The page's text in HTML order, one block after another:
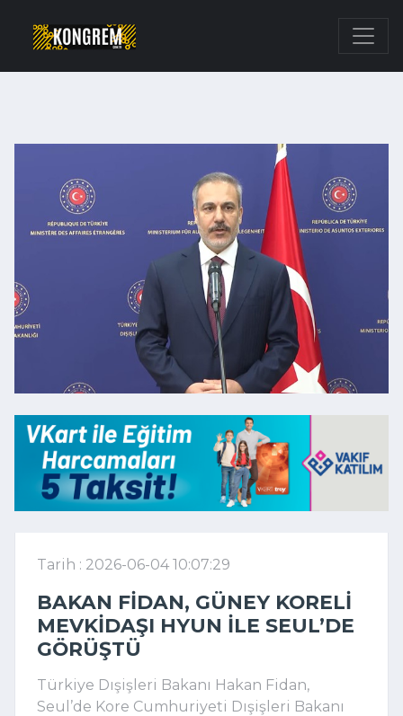
Tarih : 2026-06-04 10:07:29
BAKAN FIDAN, GÜNEY KORELI
MEVKIDAŞI HYUN ILE SEUL’DE
GÖRÜŞTÜ
Türkiye Dışişleri Bakanı Hakan Fidan,
Seul’de Kore Cumhuriyeti Dışişleri Bakanı